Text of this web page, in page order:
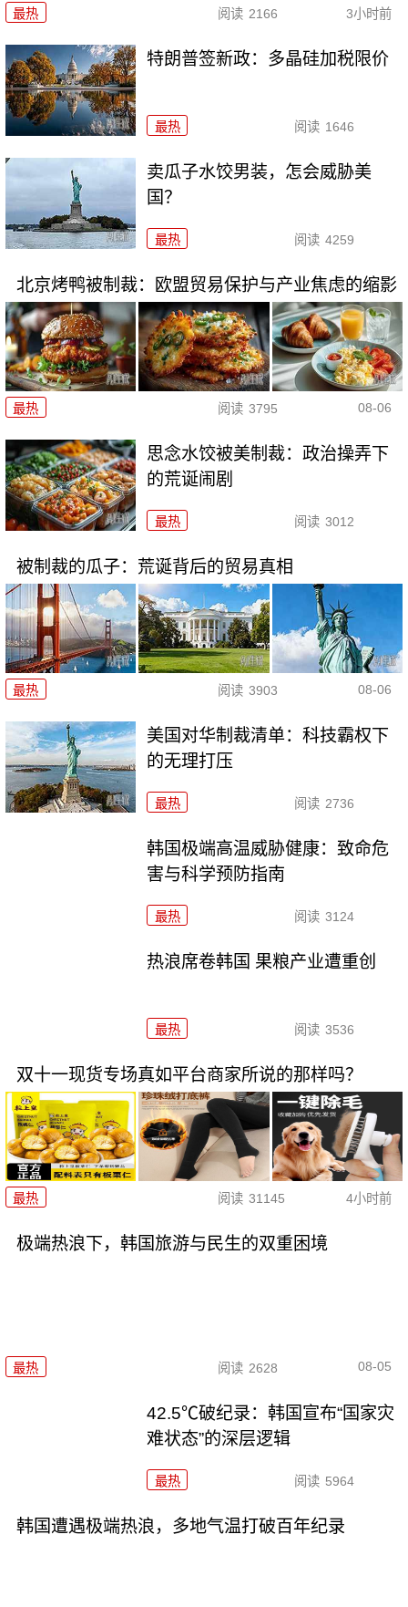
最热 阅读 2166 3小时前
特朗普签新政：多晶硅加税限价
最热 阅读 1646
卖瓜子水饺男装，怎会威胁美
国？
最热 阅读 4259
北京烤鸭被制裁：欧盟贸易保护与产业焦虑的缩影
最热 阅读 3795 08-06
思念水饺被美制裁：政治操弄下
的荒诞闹剧
最热 阅读 3012
被制裁的瓜子：荒诞背后的贸易真相
最热 阅读 3903 08-06
美国对华制裁清单：科技霸权下
的无理打压
最热 阅读 2736
韩国极端高温威胁健康：致命危
害与科学预防指南
最热 阅读 3124
热浪席卷韩国 果粮产业遭重创
最热 阅读 3536
双十一现货专场真如平台商家所说的那样吗？
最热 阅读 31145 4小时前
极端热浪下，韩国旅游与民生的双重困境
最热 阅读 2628 08-05
42.5℃破纪录：韩国宣布“国家灾
难状态”的深层逻辑
最热 阅读 5964
韩国遭遇极端热浪，多地气温打破百年纪录